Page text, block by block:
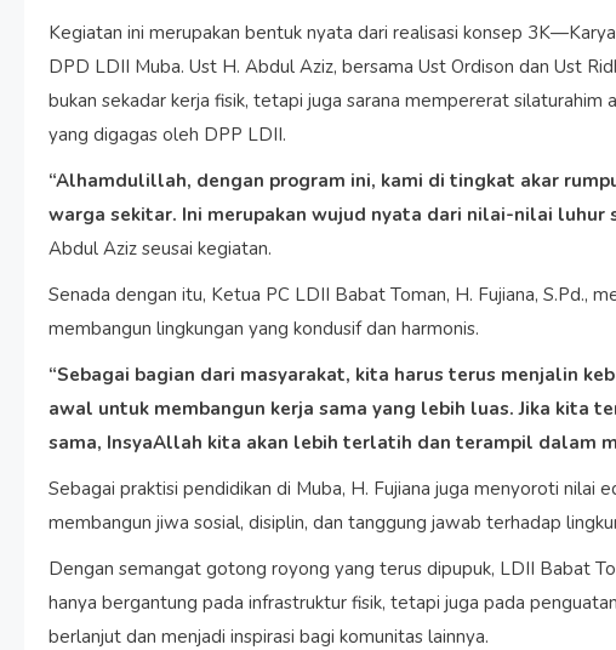
Kegiatan ini merupakan bentuk nyata dari realisasi konsep
DPD LDII Muba. Ust H. Abdul Aziz, bersama Ust Ordison dan Ust
bukan sekadar kerja fisik, tetapi juga sarana mempererat
yang digagas oleh DPP LDII.
“Alhamdulillah, dengan program ini, kami di tingkat akar
warga sekitar. Ini merupakan wujud nyata dari nilai-nilai
Abdul Aziz seusai kegiatan.
Senada dengan itu, Ketua PC LDII Babat Toman, H. Fujiana, S.Pd.,
membangun lingkungan yang kondusif dan harmonis.
“Sebagai bagian dari masyarakat, kita harus terus menjalin
awal untuk membangun kerja sama yang lebih luas. Jika kita
sama, InsyaAllah kita akan lebih terlatih dan terampil dalam
Sebagai praktisi pendidikan di Muba, H. Fujiana juga menyoroti nilai
membangun jiwa sosial, disiplin, dan tanggung jawab terhadap
Dengan semangat gotong royong yang terus dipupuk, LDII Babat
hanya bergantung pada infrastruktur fisik, tetapi juga pada
berlanjut dan menjadi inspirasi bagi komunitas lainnya.